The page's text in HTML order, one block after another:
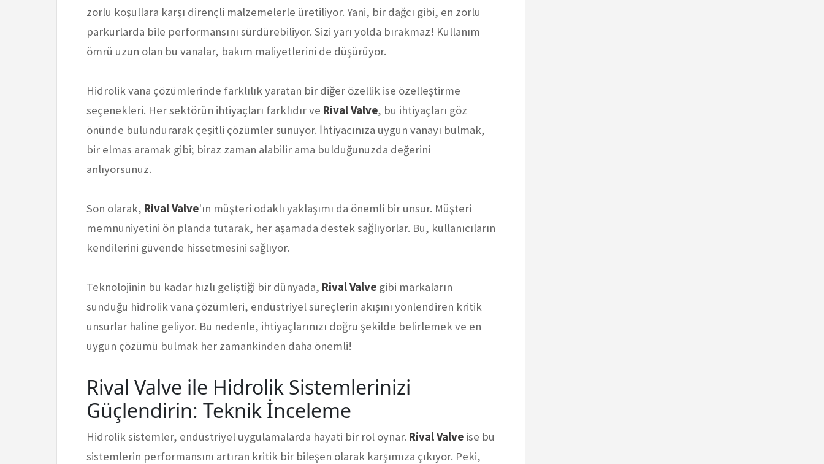
zorlu koşullara karşı dirençli malzemelerle üretiliyor. Yani, bir dağcı gibi, en zorlu
parkurlarda bile performansını sürdürebiliyor. Sizi yarı yolda bırakmaz! Kullanım
ömrü uzun olan bu vanalar, bakım maliyetlerini de düşürüyor.
Hidrolik vana çözümlerinde farklılık yaratan bir diğer özellik ise özelleştirme
seçenekleri. Her sektörün ihtiyaçları farklıdır ve Rival Valve, bu ihtiyaçları göz
önünde bulundurarak çeşitli çözümler sunuyor. İhtiyacınıza uygun vanayı bulmak,
bir elmas aramak gibi; biraz zaman alabilir ama bulduğunuzda değerini
anlıyorsunuz.
Son olarak, Rival Valve'ın müşteri odaklı yaklaşımı da önemli bir unsur. Müşteri
memnuniyetini ön planda tutarak, her aşamada destek sağlıyorlar. Bu, kullanıcıların
kendilerini güvende hissetmesini sağlıyor.
Teknolojinin bu kadar hızlı geliştiği bir dünyada, Rival Valve gibi markaların
sunduğu hidrolik vana çözümleri, endüstriyel süreçlerin akışını yönlendiren kritik
unsurlar haline geliyor. Bu nedenle, ihtiyaçlarınızı doğru şekilde belirlemek ve en
uygun çözümü bulmak her zamankinden daha önemli!
Rival Valve ile Hidrolik Sistemlerinizi
Güçlendirin: Teknik İnceleme
Hidrolik sistemler, endüstriyel uygulamalarda hayati bir rol oynar. Rival Valve ise bu
sistemlerin performansını artıran kritik bir bileşen olarak karşımıza çıkıyor. Peki,